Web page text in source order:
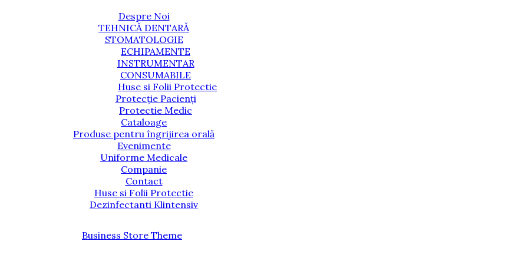
Despre Noi
TEHNICĂ DENTARĂ
STOMATOLOGIE
ECHIPAMENTE
INSTRUMENTAR
CONSUMABILE
Huse si Folii Protectie
Protecție Pacienți
Protectie Medic
Cataloage
Produse pentru îngrijirea orală
Evenimente
Uniforme Medicale
Companie
Contact
Huse si Folii Protectie
Dezinfectanti Klintensiv
Business Store Theme